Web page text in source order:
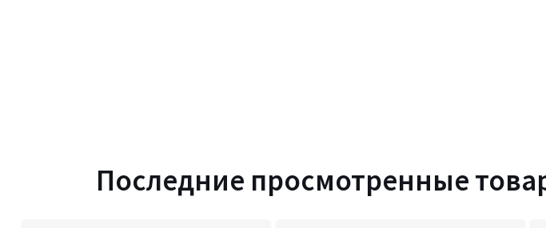
Последние просмотренные